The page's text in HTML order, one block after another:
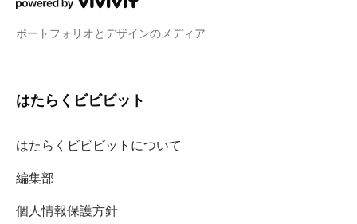
ポートフォリオとデザインのメディア
はたらくビビビット
はたらくビビビットについて
編集部
個人情報保護方針